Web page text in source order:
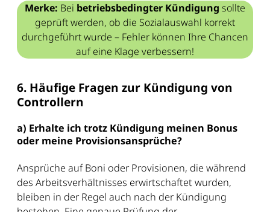
Merke: Bei betriebsbedingter Kündigung sollte
geprüft werden, ob die Sozialauswahl korrekt
durchgeführt wurde – Fehler können Ihre Chancen
auf eine Klage verbessern!
6. Häufige Fragen zur Kündigung von
Controllern
a) Erhalte ich trotz Kündigung meinen Bonus
oder meine Provisionsansprüche?
Ansprüche auf Boni oder Provisionen, die während
des Arbeitsverhältnisses erwirtschaftet wurden,
bleiben in der Regel auch nach der Kündigung